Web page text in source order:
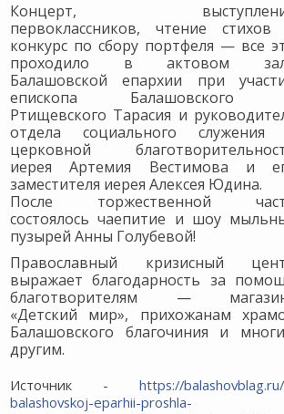
Концерт,
первоклассников, чтение
конкурс по сбору портфеля — все
проходило в актовом
Балашовской епархии при
епископа Балашовского
Ртищевского Тарасия и
отдела социального служения
церковной
иерея Артемия Вестимова и
заместителя иерея Алексея Юдина.
После торжественной
состоялось чаепитие и шоу
пузырей Анны Голубевой!
Православный кризисный
выражает благодарность за
благотворителям —
«Детский мир», прихожанам
Балашовского благочиния и
другим.
Источник - https://
balashovskoj-eparhii-proshla-